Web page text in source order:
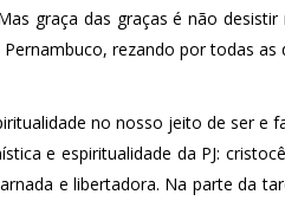
graça das graças é não desistir
rezando por todas as
no nosso jeito de ser e
e espiritualidade da PJ:
e libertadora. Na parte da